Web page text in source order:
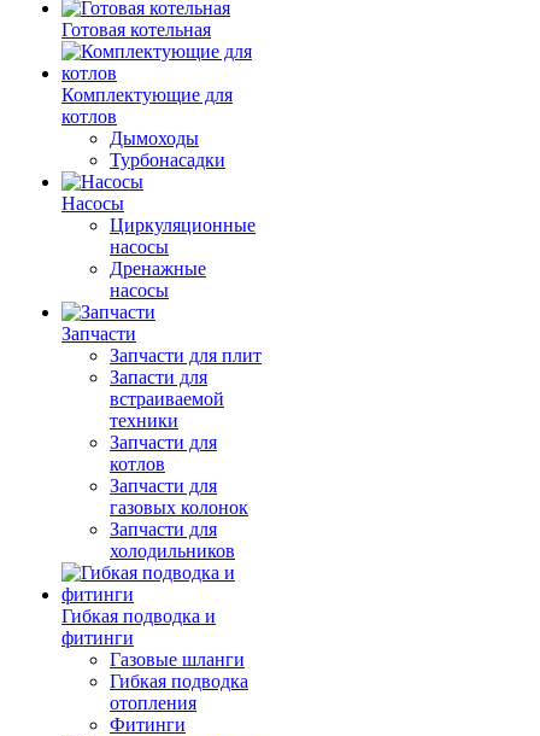
Готовая котельная
Комплектующие для
котлов
Дымоходы
Турбонасадки
Насосы
Циркуляционные
насосы
Дренажные
насосы
Запчасти
Запчасти для плит
Запасти для
встраиваемой
техники
Запчасти для
котлов
Запчасти для
газовых колонок
Запчасти для
холодильников
Гибкая подводка и
фитинги
Газовые шланги
Гибкая подводка
отопления
Фитинги